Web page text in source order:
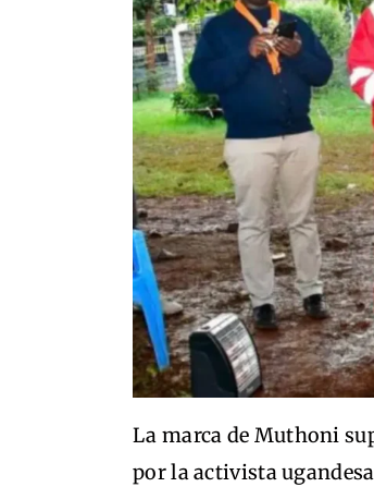
La marca de Muthoni
por la activista ugandesa